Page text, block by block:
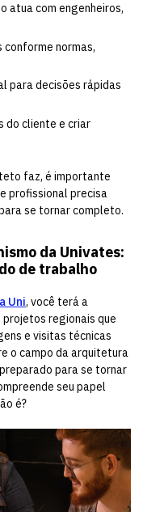
atua com engenheiros,
normas,
para decisões rápidas
do cliente e criar
faz, é importante
profissional precisa
se tornar completo.
da Univates:
de trabalho
Uni, você terá a
regionais que
e visitas técnicas
o campo da arquitetura
para se tornar
seu papel
é?